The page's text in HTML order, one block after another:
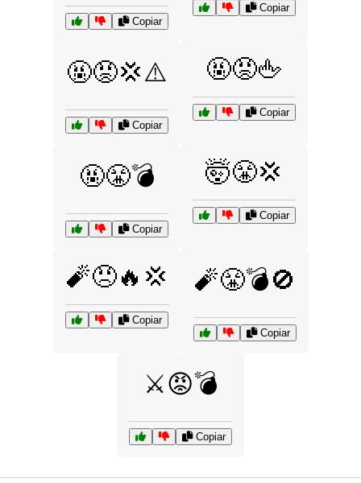
Copiar
Copiar
🤬😡💢⚠️
Copiar
🤬😡🖕
Copiar
🤬😤💣
Copiar
🤯😤💢
Copiar
🧨😠🔥💢
Copiar
🧨😤💣🚫
Copiar
⚔️😡💣
Copiar